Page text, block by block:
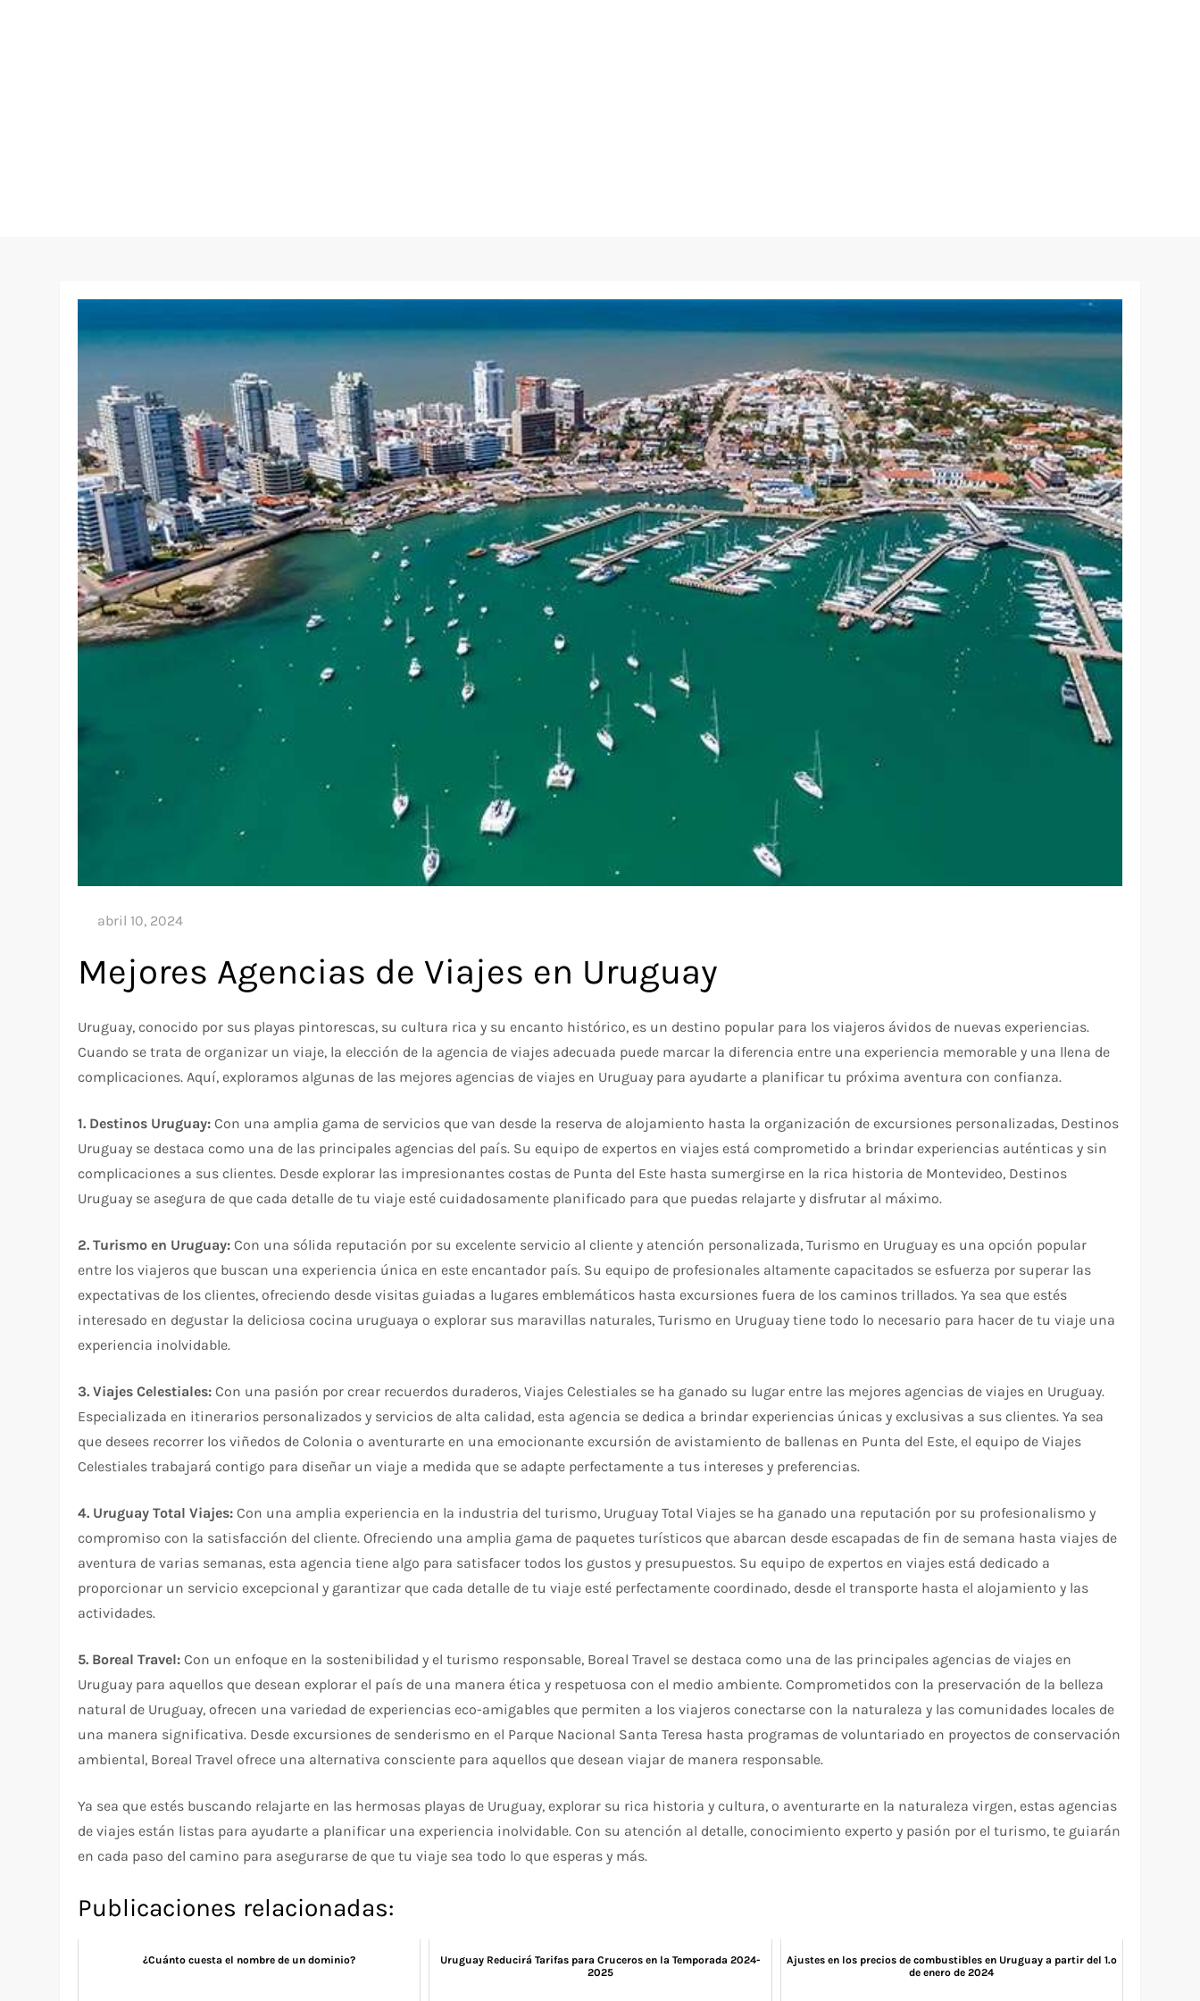
Mejores Agencias de Viajes en Uruguay
Uruguay, conocido por sus playas pintorescas, su cultura rica y su encanto histórico, es un destino popular para los viajeros ávidos de nuevas experiencias.
Cuando se trata de organizar un viaje, la elección de la agencia de viajes adecuada puede marcar la diferencia entre una experiencia memorable y una llena de
complicaciones. Aquí, exploramos algunas de las mejores agencias de viajes en Uruguay para ayudarte a planificar tu próxima aventura con confianza.
1. Destinos Uruguay: Con una amplia gama de servicios que van desde la reserva de alojamiento hasta la organización de excursiones personalizadas, Destinos
Uruguay se destaca como una de las principales agencias del país. Su equipo de expertos en viajes está comprometido a brindar experiencias auténticas y sin
complicaciones a sus clientes. Desde explorar las impresionantes costas de Punta del Este hasta sumergirse en la rica historia de Montevideo, Destinos
Uruguay se asegura de que cada detalle de tu viaje esté cuidadosamente planificado para que puedas relajarte y disfrutar al máximo.
2. Turismo en Uruguay: Con una sólida reputación por su excelente servicio al cliente y atención personalizada, Turismo en Uruguay es una opción popular
entre los viajeros que buscan una experiencia única en este encantador país. Su equipo de profesionales altamente capacitados se esfuerza por superar las
expectativas de los clientes, ofreciendo desde visitas guiadas a lugares emblemáticos hasta excursiones fuera de los caminos trillados. Ya sea que estés
interesado en degustar la deliciosa cocina uruguaya o explorar sus maravillas naturales, Turismo en Uruguay tiene todo lo necesario para hacer de tu viaje una
experiencia inolvidable.
3. Viajes Celestiales: Con una pasión por crear recuerdos duraderos, Viajes Celestiales se ha ganado su lugar entre las mejores agencias de viajes en Uruguay.
Especializada en itinerarios personalizados y servicios de alta calidad, esta agencia se dedica a brindar experiencias únicas y exclusivas a sus clientes. Ya sea
que desees recorrer los viñedos de Colonia o aventurarte en una emocionante excursión de avistamiento de ballenas en Punta del Este, el equipo de Viajes
Celestiales trabajará contigo para diseñar un viaje a medida que se adapte perfectamente a tus intereses y preferencias.
4. Uruguay Total Viajes: Con una amplia experiencia en la industria del turismo, Uruguay Total Viajes se ha ganado una reputación por su profesionalismo y
compromiso con la satisfacción del cliente. Ofreciendo una amplia gama de paquetes turísticos que abarcan desde escapadas de fin de semana hasta viajes de
aventura de varias semanas, esta agencia tiene algo para satisfacer todos los gustos y presupuestos. Su equipo de expertos en viajes está dedicado a
proporcionar un servicio excepcional y garantizar que cada detalle de tu viaje esté perfectamente coordinado, desde el transporte hasta el alojamiento y las
actividades.
5. Boreal Travel: Con un enfoque en la sostenibilidad y el turismo responsable, Boreal Travel se destaca como una de las principales agencias de viajes en
Uruguay para aquellos que desean explorar el país de una manera ética y respetuosa con el medio ambiente. Comprometidos con la preservación de la belleza
natural de Uruguay, ofrecen una variedad de experiencias eco-amigables que permiten a los viajeros conectarse con la naturaleza y las comunidades locales de
una manera significativa. Desde excursiones de senderismo en el Parque Nacional Santa Teresa hasta programas de voluntariado en proyectos de conservación
ambiental, Boreal Travel ofrece una alternativa consciente para aquellos que desean viajar de manera responsable.
Ya sea que estés buscando relajarte en las hermosas playas de Uruguay, explorar su rica historia y cultura, o aventurarte en la naturaleza virgen, estas agencias
de viajes están listas para ayudarte a planificar una experiencia inolvidable. Con su atención al detalle, conocimiento experto y pasión por el turismo, te guiarán
en cada paso del camino para asegurarse de que tu viaje sea todo lo que esperas y más.
Publicaciones relacionadas:
¿Cuánto cuesta el nombre de un dominio?
Uruguay Reducirá Tarifas para Cruceros en la Temporada 2024-
2025
Ajustes en los precios de combustibles en Uruguay a partir del 1.º
de enero de 2024